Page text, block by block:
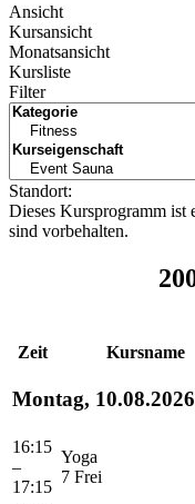
Ansicht
Kursansicht
Monatsansicht
Kursliste
Filter
Standort:
Dieses Kursprogramm ist
sind vorbehalten.
Zeit Kursname
Montag, 10.08.2026
16:15
–
17:15
Yoga
7 Frei